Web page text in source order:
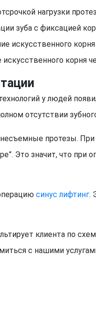
нагрузки
зуба с фиксацией
искусственного
корня
у людей
отсутствии
протезы.
Это значит, что
синус лифтинг.
клиента по
с нашими